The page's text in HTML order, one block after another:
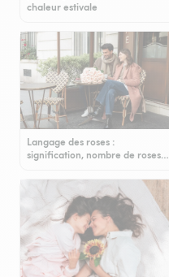
chaleur estivale
Langage des roses :
signification, nombre de roses…